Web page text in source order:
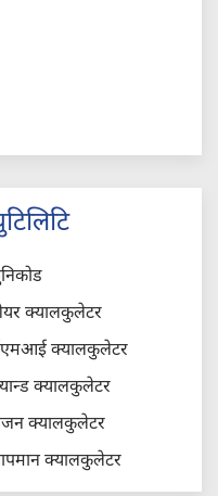
क्यालकुलेटर
क्यालकुलेटर
क्यालकुलेटर
क्यालकुलेटर
क्यालकुलेटर